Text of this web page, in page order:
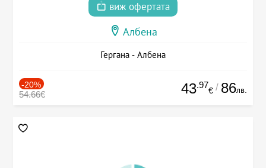
виж офертата
Албена
Гергана - Албена
-20%
54.66€ 43.97
€ / 86лв.